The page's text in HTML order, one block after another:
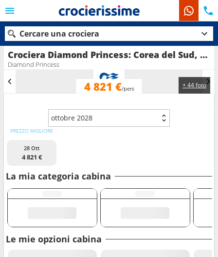
Crociera Diamond Princess: Corea del Sud, Giappone in partenza da Tokyo
Diamond Princess
+ 44 foto
4 821 €/pers
ottobre 2028
PREZZO MIGLIORE
28 Ott
4 821 €
La mia categoria cabina
Le mie opzioni cabina
Cercare una crociera
Le nostre destinazioni
Mesi di partenza
Porti